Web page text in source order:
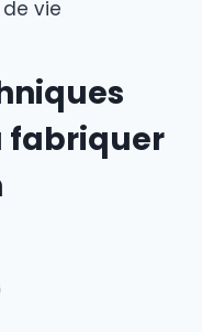
vie
fabriquer